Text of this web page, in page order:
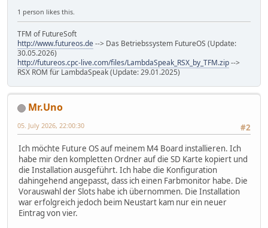
1 person likes this.
TFM of FutureSoft
http://www.futureos.de--> Das Betriebssystem FutureOS (Update:
30.05.2026)
http://futureos.cpc-live.com/files/LambdaSpeak_RSX_by_TFM.zip-->
RSX ROM für LambdaSpeak (Update: 29.01.2025)
Mr.Uno
#2
05. July 2026, 22:00:30
Ich möchte Future OS auf meinem M4 Board installieren. Ich
habe mir den kompletten Ordner auf die SD Karte kopiert und
die Installation ausgeführt. Ich habe die Konfiguration
dahingehend angepasst, dass ich einen Farbmonitor habe. Die
Vorauswahl der Slots habe ich übernommen. Die Installation
war erfolgreich jedoch beim Neustart kam nur ein neuer
Eintrag von vier.